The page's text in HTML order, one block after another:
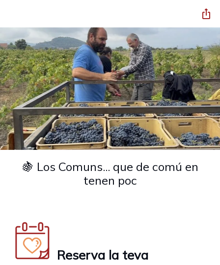
🍇 Los Comuns... que de comú en
tenen poc
Reserva la teva